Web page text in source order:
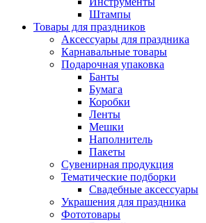
Штампы
Товары для праздников
Аксессуары для праздника
Карнавальные товары
Подарочная упаковка
Банты
Бумага
Коробки
Ленты
Мешки
Наполнитель
Пакеты
Сувенирная продукция
Тематические подборки
Свадебные аксессуары
Украшения для праздника
Фототовары